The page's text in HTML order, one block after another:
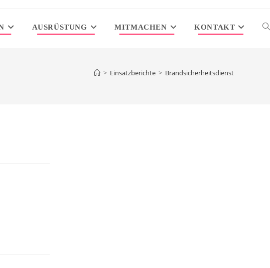
AUSRÜSTUNG MITMACHEN KONTAKT
> Einsatzberichte > Brandsicherheitsdienst